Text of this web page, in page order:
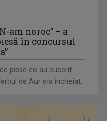
am noroc” – a
în concursul
piese ce au cucerit
de Aur s-a încheiat.